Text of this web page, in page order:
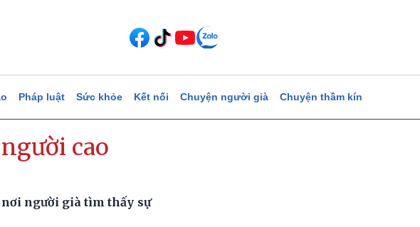
Pháp luật Sức khỏe Kết nối Chuyện người già Chuyện thầm kín
cao
nơi người già tìm thấy sự